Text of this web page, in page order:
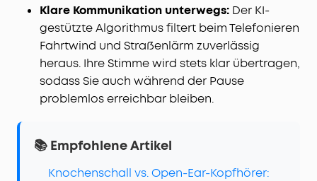
Klare Kommunikation unterwegs: Der KI-
gestützte Algorithmus filtert beim Telefonieren
Fahrtwind und Straßenlärm zuverlässig
heraus. Ihre Stimme wird stets klar übertragen,
sodass Sie auch während der Pause
problemlos erreichbar bleiben.
📚 Empfohlene Artikel
Knochenschall vs. Open-Ear-Kopfhörer: